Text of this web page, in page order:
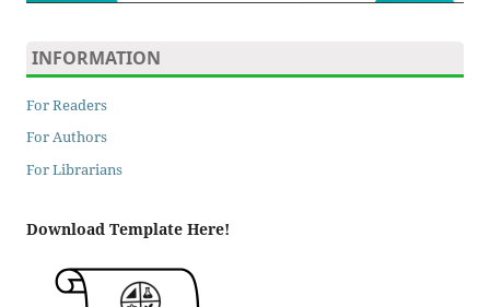
INFORMATION
For Readers
For Authors
For Librarians
Download Template Here!